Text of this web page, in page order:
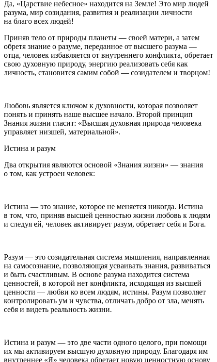
Да, «Царствие небесное» находится на Земле! Это мир людей
разума, мир созидания, развития и реализации личности
на благо всех людей!
Приняв тело от природы планеты — своей матери, а затем
обретя знание о разуме, переданное от высшего разума —
отца, человек избавляется от внутреннего конфликта, обретает
свою духовную природу, энергию реализовать себя как
личность, становится самим собой — созидателем и творцом!
Любовь является ключом к духовности, которая позволяет
понять и принять наше высшее начало. Второй принцип
Знания жизни гласит: «Высшая духовная природа человека
управляет низшей, материальной».
Истина и разум
Два открытия являются основой «Знания жизни» — знания
о том, как устроен человек:
Истина — это знание, которое не меняется никогда. Истина
в том, что, приняв высшей ценностью жизни любовь к людям
и следуя ей, человек активирует разум, обретает себя и Бога.
Разум — это созидательная система мышления, направленная
на самосознание, позволяющая усваивать знания, развиваться
и быть счастливым. В основе разума находится система
ценностей, в которой нет конфликта, исходящая из высшей
ценности — любви ко всем людям, истины. Разум позволяет
контролировать ум и чувства, отличать добро от зла, менять
себя и видеть реальность жизни.
Истина и разум — это две части одного целого, при помощи
их мы активируем высшую духовную природу. Благодаря им
внутреннее «Я» человека обретает новую ценностную основу